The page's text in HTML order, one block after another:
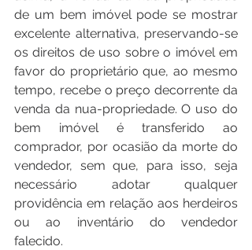
de um bem imóvel pode se mostrar
excelente alternativa, preservando-se
os direitos de uso sobre o imóvel em
favor do proprietário que, ao mesmo
tempo, recebe o preço decorrente da
venda da nua-propriedade. O uso do
bem imóvel é transferido ao
comprador, por ocasião da morte do
vendedor, sem que, para isso, seja
necessário adotar qualquer
providência em relação aos herdeiros
ou ao inventário do vendedor
falecido.